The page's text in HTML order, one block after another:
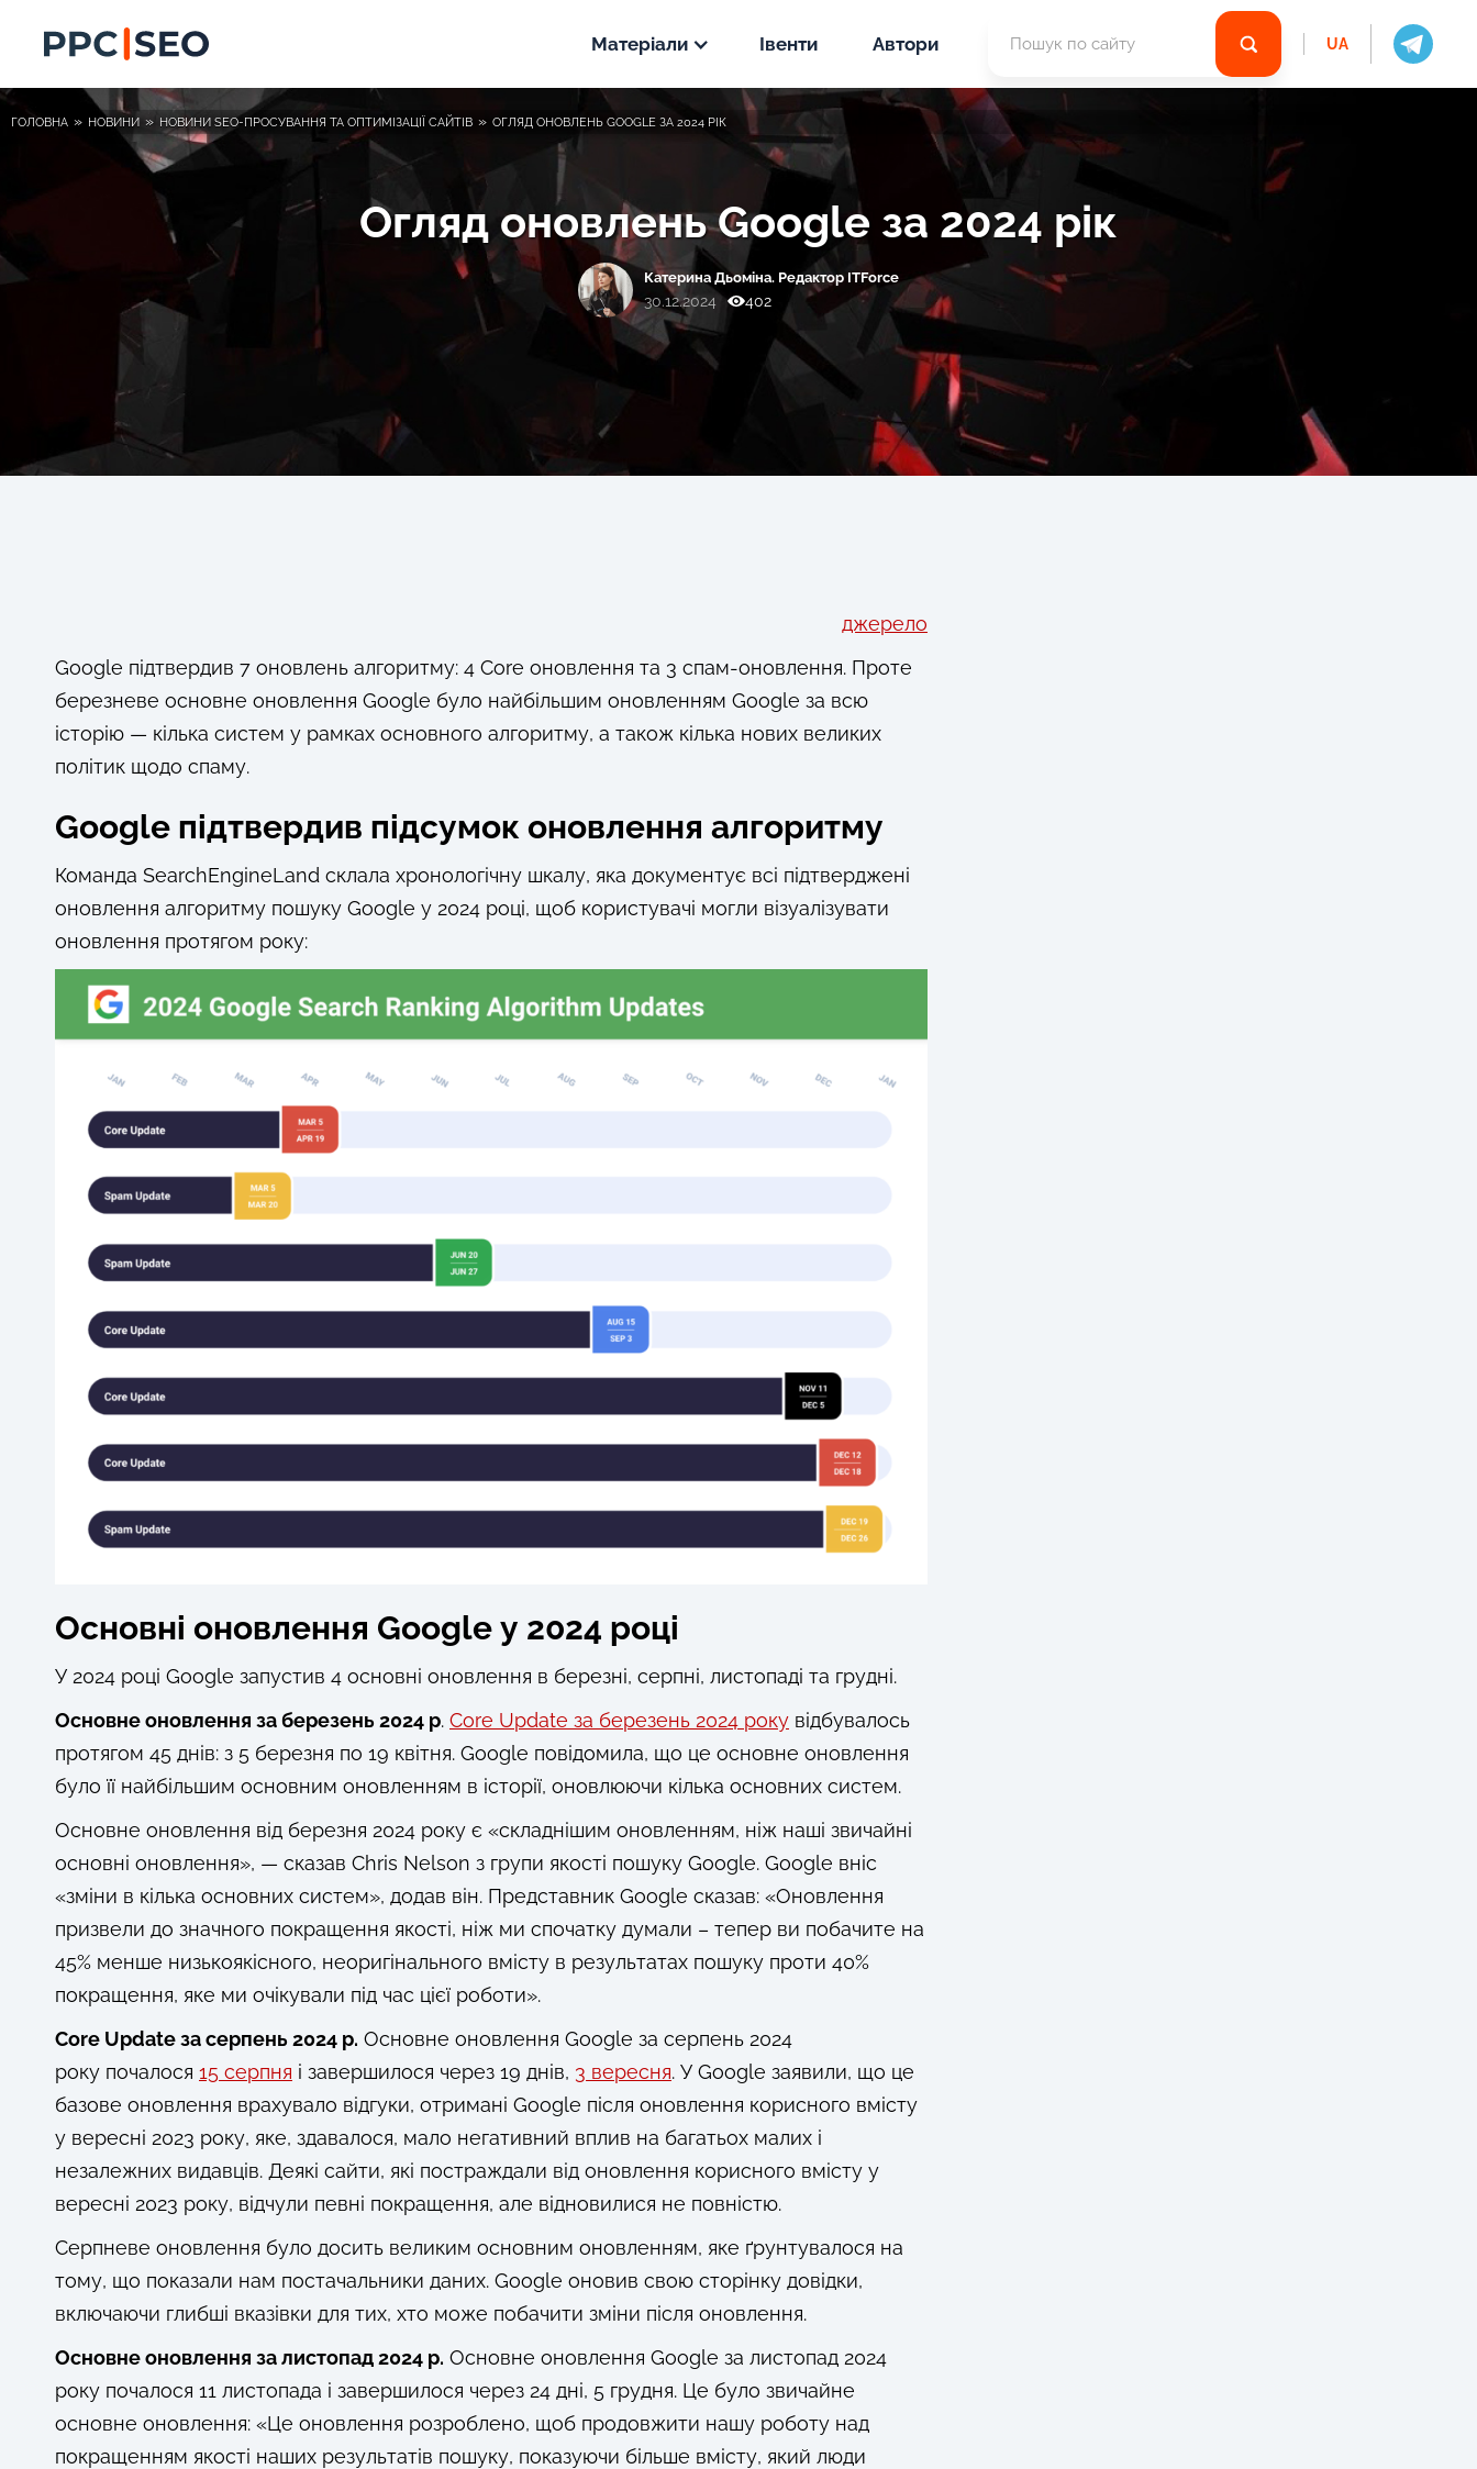
Матеріали
Новини
PPC
SEO
Кейси
PPC
SEO
Івенти Автори UA
ГОЛОВНА » НОВИНИ » НОВИНИ SEO-ПРОСУВАННЯ ТА ОПТИМІЗАЦІЇ САЙТІВ » ОГЛЯД ОНОВЛЕНЬ GOOGLE ЗА 2024 РІК
Огляд оновлень Google за 2024 рік
Катерина Дьоміна. Редактор ITForce
30.12.2024 402
джерело
Google підтвердив 7 оновлень алгоритму: 4 Core оновлення та 3 спам-оновлення. Проте
березневе основне оновлення Google було найбільшим оновленням Google за всю
історію — кілька систем у рамках основного алгоритму, а також кілька нових великих
політик щодо спаму.
Google підтвердив підсумок оновлення алгоритму
Команда SearchEngineLand склала хронологічну шкалу, яка документує всі підтверджені
оновлення алгоритму пошуку Google у 2024 році, щоб користувачі могли візуалізувати
оновлення протягом року:
Основні оновлення Google у 2024 році
У 2024 році Google запустив 4 основні оновлення в березні, серпні, листопаді та грудні.
Основне оновлення за березень 2024 р. Core Update за березень 2024 року відбувалось
протягом 45 днів: з 5 березня по 19 квітня. Google повідомила, що це основне оновлення
було її найбільшим основним оновленням в історії, оновлюючи кілька основних систем.
Основне оновлення від березня 2024 року є «складнішим оновленням, ніж наші звичайні
основні оновлення», — сказав Chris Nelson з групи якості пошуку Google. Google вніс
«зміни в кілька основних систем», додав він. Представник Google сказав: «Оновлення
призвели до значного покращення якості, ніж ми спочатку думали – тепер ви побачите на
45% менше низькоякісного, неоригінального вмісту в результатах пошуку проти 40%
покращення, яке ми очікували під час цієї роботи».
Core Update за серпень 2024 р. Основне оновлення Google за серпень 2024
року почалося 15 серпня і завершилося через 19 днів, 3 вересня. У Google заявили, що це
базове оновлення врахувало відгуки, отримані Google після оновлення корисного вмісту
у вересні 2023 року, яке, здавалося, мало негативний вплив на багатьох малих і
незалежних видавців. Деякі сайти, які постраждали від оновлення корисного вмісту у
вересні 2023 року, відчули певні покращення, але відновилися не повністю.
Серпневе оновлення було досить великим основним оновленням, яке ґрунтувалося на
тому, що показали нам постачальники даних. Google оновив свою сторінку довідки,
включаючи глибші вказівки для тих, хто може побачити зміни після оновлення.
Основне оновлення за листопад 2024 р. Основне оновлення Google за листопад 2024
року почалося 11 листопада і завершилося через 24 дні, 5 грудня. Це було звичайне
основне оновлення: «Це оновлення розроблено, щоб продовжити нашу роботу над
покращенням якості наших результатів пошуку, показуючи більше вмісту, який люди